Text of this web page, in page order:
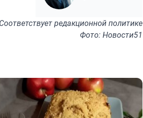
Соответствуетредакционной политике
Фото: Новости51